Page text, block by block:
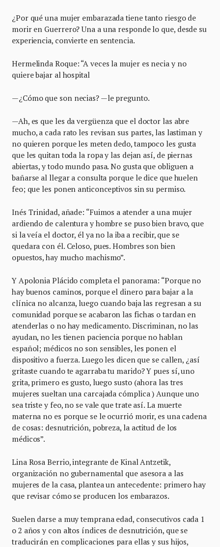
¿Por qué una mujer embarazada tiene tanto riesgo de
morir en Guerrero? Una a una responde lo que, desde su
experiencia, convierte en sentencia.
Hermelinda Roque: “A veces la mujer es necia y no
quiere bajar al hospital
—¿Cómo que son necias? —le pregunto.
—Ah, es que les da vergüenza que el doctor las abre
mucho, a cada rato les revisan sus partes, las lastiman y
no quieren porque les meten dedo, tampoco les gusta
que les quitan toda la ropa y las dejan así, de piernas
abiertas, y todo mundo pasa. No gusta que obliguen a
bañarse al llegar a consulta porque le dice que huelen
feo; que les ponen anticonceptivos sin su permiso.
Inés Trinidad, añade: “Fuimos a atender a una mujer
ardiendo de calentura y hombre se puso bien bravo, que
si la veía el doctor, él ya no la iba a recibir, que se
quedara con él. Celoso, pues. Hombres son bien
opuestos, hay mucho machismo”.
Y Apolonia Plácido completa el panorama: “Porque no
hay buenos caminos, porque el dinero para bajar a la
clínica no alcanza, luego cuando baja las regresan a su
comunidad porque se acabaron las fichas o tardan en
atenderlas o no hay medicamento. Discriminan, no las
ayudan, no les tienen paciencia porque no hablan
español; médicos no son sensibles, les ponen el
dispositivo a fuerza. Luego les dicen que se callen, ¿así
gritaste cuando te agarraba tu marido? Y pues sí, uno
grita, primero es gusto, luego susto (ahora las tres
mujeres sueltan una carcajada cómplica ) Aunque uno
sea triste y feo, no se vale que trate así. La muerte
materna no es porque se le ocurrió morir, es una cadena
de cosas: desnutrición, pobreza, la actitud de los
médicos”.
Lina Rosa Berrio, integrante de Kinal Antzetik,
organización no gubernamental que asesora a las
mujeres de la casa, plantea un antecedente: primero hay
que revisar cómo se producen los embarazos.
Suelen darse a muy temprana edad, consecutivos cada 1
o 2 años y con altos índices de desnutrición, que se
traducirán en complicaciones para ellas y sus hijos,